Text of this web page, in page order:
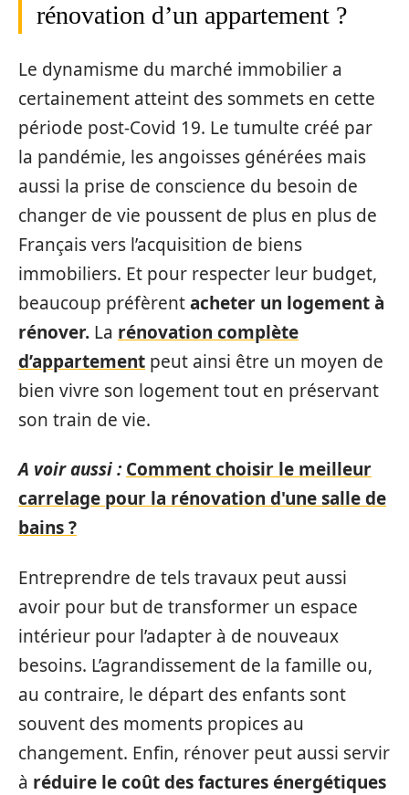
rénovation d’un appartement ?
Le dynamisme du marché immobilier a
certainement atteint des sommets en cette
période post-Covid 19. Le tumulte créé par
la pandémie, les angoisses générées mais
aussi la prise de conscience du besoin de
changer de vie poussent de plus en plus de
Français vers l’acquisition de biens
immobiliers. Et pour respecter leur budget,
beaucoup préfèrentacheter un logement à
rénover. La rénovation complète
d’appartement peut ainsi être un moyen de
bien vivre son logement tout en préservant
son train de vie.
A voir aussi : Comment choisir le meilleur
carrelage pour la rénovation d'une salle de
bains ?
Entreprendre de tels travaux peut aussi
avoir pour but de transformer un espace
intérieur pour l’adapter à de nouveaux
besoins. L’agrandissement de la famille ou,
au contraire, le départ des enfants sont
souvent des moments propices au
changement. Enfin, rénover peut aussi servir
à réduire le coût des factures énergétiques